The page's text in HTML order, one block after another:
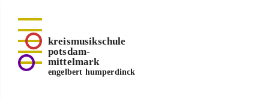
kreismusikschule
potsdam-
mittelmark
engelbert humperdinck